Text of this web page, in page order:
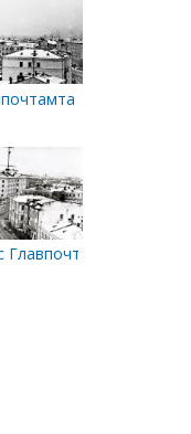
Главпочтамта
обком КПСС